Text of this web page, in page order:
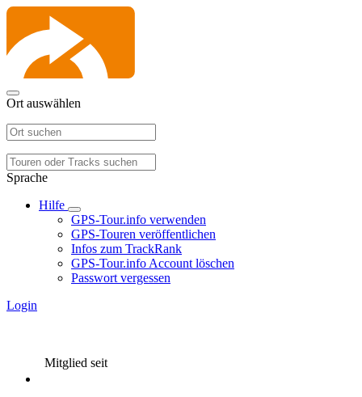
Ort auswählen
Sprache
Hilfe
GPS-Tour.info verwenden
GPS-Touren veröffentlichen
Infos zum TrackRank
GPS-Tour.info Account löschen
Passwort vergessen
Login
Mitglied seit